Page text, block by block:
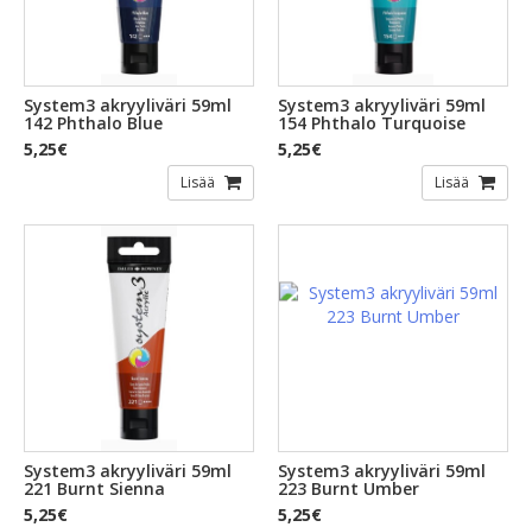
System3 akryyliväri 59ml
142 Phthalo Blue
5,25€
Lisää
System3 akryyliväri 59ml
154 Phthalo Turquoise
5,25€
Lisää
System3 akryyliväri 59ml
221 Burnt Sienna
5,25€
System3 akryyliväri 59ml
223 Burnt Umber
5,25€